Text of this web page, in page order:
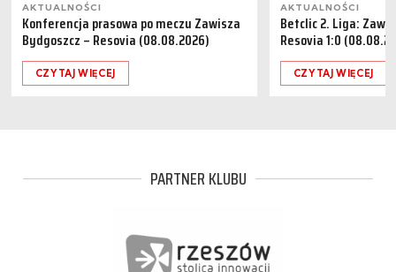
AKTUALNOŚCI
Konferencja prasowa po meczu Zawisza
Bydgoszcz – Resovia (08.08.2026)
CZYTAJ WIĘCEJ
AKTUALNOŚCI
Betclic 2. Liga:
Resovia 1:0
CZYTAJ WIĘCEJ
PARTNER KLUBU